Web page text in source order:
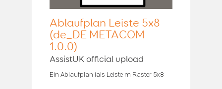
Ablaufplan Leiste 5x8
(de_DE METACOM
1.0.0)
AssistUK official upload
Ein Ablaufplan ials Leiste m Raster 5x8